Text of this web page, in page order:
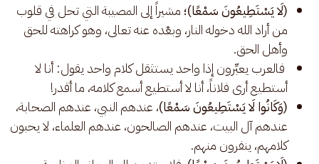
(لَا يَسْتَطِيعُونَ سَمْعًا)؛ مشيراً إلى المصيبة التي تحل في قلوب
من أراد الله دخوله النار، وبعْده عنه تعالى، وهو كراهته للحق
وأهل الحق.
فالعرب يعبِّرون إذا واحد يستثقل كلام واحد يقول: أنا لا
أستطيع أرى فلاناً، أنا لا أستطيع أسمع كلامه، ما أقدر!
(وَكَانُوا لَا يَسْتَطِيعُونَ سَمْعًا)، عندهم النبي، عندهم الصحابة،
عندهم آل البيت، عندهم الصالحون، عندهم العلماء، لا يحبون
كلامهم، ينفرون منهم.